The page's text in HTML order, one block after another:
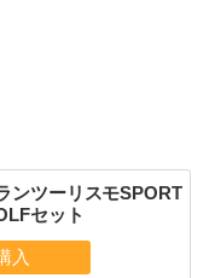
ンツーリスモSPORT
セット